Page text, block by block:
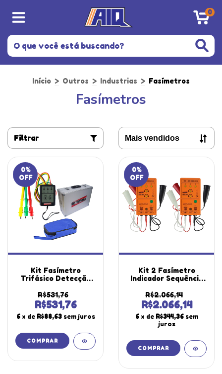
0
Início > Outros > Industrias > Fasímetros
Fasímetros
Filtrar
0%
OFF
Kit Fasímetro
Trifásico Detecção
Rotação Pontas
Prova Spi-500
Portátil Estojo
Maleta Transporte
R$531,76
R$531,76
6 x de R$88,63 sem juros
0%
OFF
Kit 2 Fasímetro
Indicador Sequência
600 Vac Tensão Spi-
300 Portátil
Instrutherm
R$2.066,14
R$2.066,14
6 x de R$344,36 sem
juros